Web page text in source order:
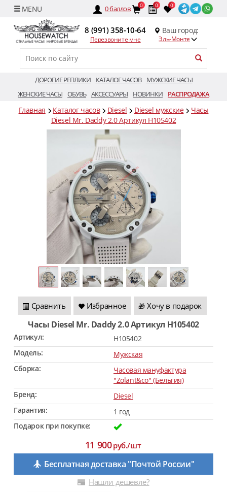
0баллов 0 0 0
8 (991) 358-10-64
Перезвоните мне
Ваш город:
Эль-Монте
ДОРОГИЕ РЕПЛИКИ КАТАЛОГ ЧАСОВ
МУЖСКИЕ ЧАСЫ
ЖЕНСКИЕ ЧАСЫ ОБУВЬ АКСЕССУАРЫ НОВИНКИ РАСПРОДАЖА
Главная Каталог часов Diesel Diesel мужские
Часы
Diesel Mr. Daddy 2.0 Артикул H105402
Сравнить Избранное 🎁 Хочу в подарок
Часы Diesel Mr. Daddy 2.0 Артикул H105402
Артикул:
H105402
Модель:
Мужская
Сборка:
Часовая мануфактура
"Zolant&co" (Бельгия)
Бренд:
Diesel
Гарантия:
1 год
Подарок при покупке:
11 900руб./шт
Бесплатная доставка "Почтой России"
Нашли дешевле?